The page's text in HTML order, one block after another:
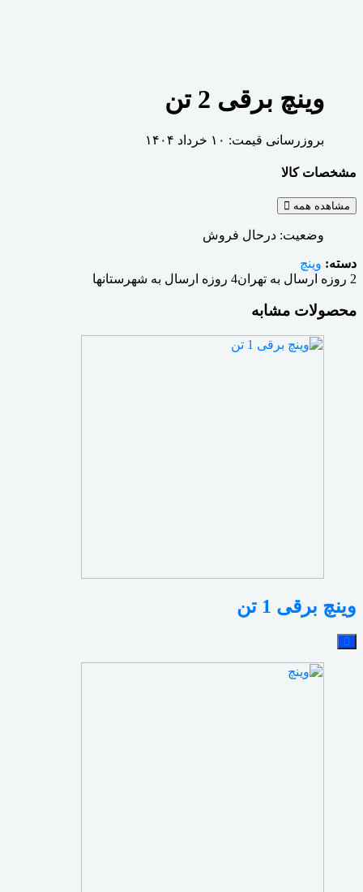
وینچ برقی 2 تن
بروزرسانی قیمت: ۱۰ خرداد ۱۴۰۴
مشخصات کالا
مشاهده همه
وضعیت: درحال فروش
دسته: وینچ
2 روزه ارسال به تهران
4 روزه ارسال به شهرستانها
محصولات مشابه
وینچ برقی 1 تن